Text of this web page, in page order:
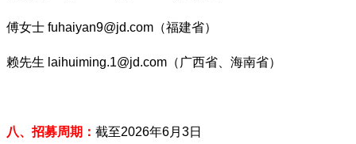
傅女士 fuhaiyan9@jd.com（福建省）
赖先生 laihuiming.1@jd.com（广西省、海南省）
八、招募周期： 截至2026年6月3日